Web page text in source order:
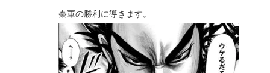
秦軍の勝利に導きます。